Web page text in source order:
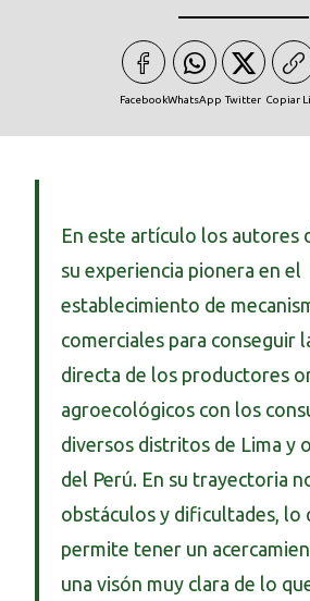
FacebookWhatsApp Twitter Copiar
En este artículo los autores
su experiencia pionera en el
establecimiento de
comerciales para conseguir
directa de los productores
agroecológicos con los
diversos distritos de Lima y
del Perú. En su trayectoria
obstáculos y dificultades, lo
permite tener un
una visón muy clara de lo